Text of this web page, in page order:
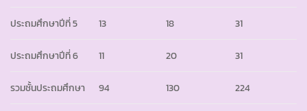
ประถมศึกษาปีที่ 5 13 18 31
ประถมศึกษาปีที่ 6 11 20 31
รวมชั้นประถมศึกษา 94 130 224